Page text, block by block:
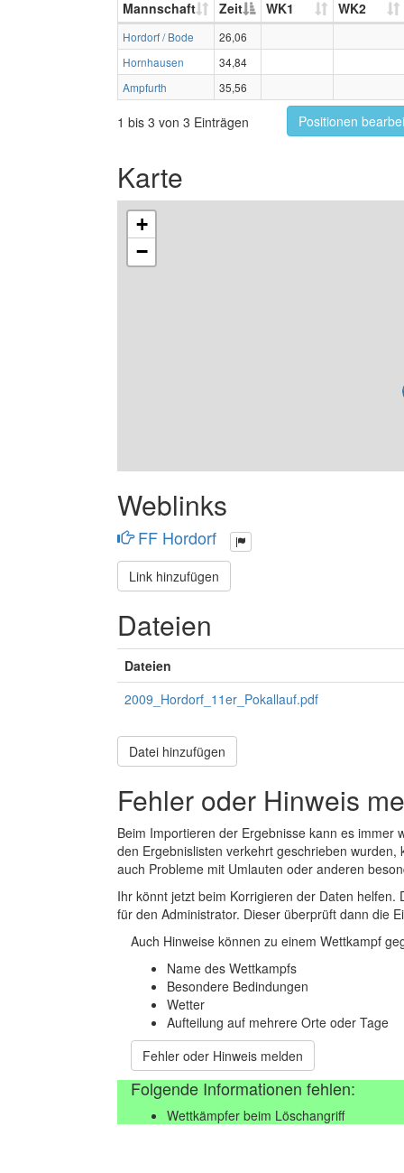
Mannschaft Zeit WK1 WK2
Hordorf / Bode
26,06
Hornhausen
34,84
Ampfurth
35,56
1 bis 3 von 3 Einträgen Positionen
Karte
+
−
Weblinks
FF Hordorf
Link hinzufügen
Dateien
Dateien
2009_Hordorf_11er_Pokallauf.pdf
Datei hinzufügen
Fehler oder Hinweis
Beim Importieren der Ergebnisse kann es
den Ergebnislisten verkehrt geschrieben
auch Probleme mit Umlauten oder anderen
Ihr könnt jetzt beim Korrigieren der Daten
für den Administrator. Dieser überprüft dann die
Auch Hinweise können zu einem Wettkampf
Name des Wettkampfs
Besondere Bedindungen
Wetter
Aufteilung auf mehrere Orte oder Tage
Fehler oder Hinweis melden
Folgende Informationen fehlen:
Wettkämpfer beim Löschangriff